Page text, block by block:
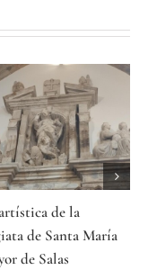
de la
de Santa María
de Salas